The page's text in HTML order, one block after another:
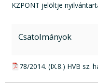
KZPONT jelöltje
Csatolmányok
pdf csatolmány:
78/2014. (IX.8.) HVB sz.